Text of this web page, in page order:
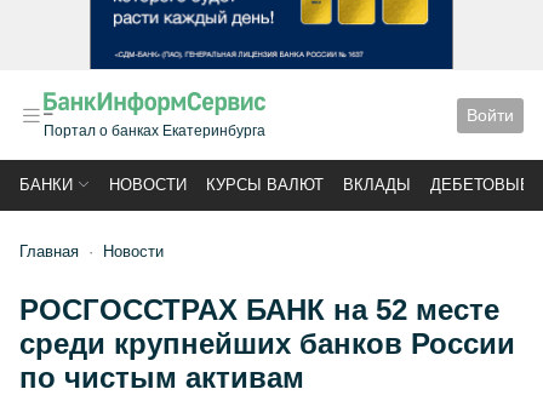
Портал о банках Екатеринбурга
Войти
БАНКИ НОВОСТИ КУРСЫ ВАЛЮТ ВКЛАДЫ ДЕБЕТОВЫЕ
Главная Новости
РОСГОССТРАХ БАНК на 52 месте
среди крупнейших банков России
по чистым активам